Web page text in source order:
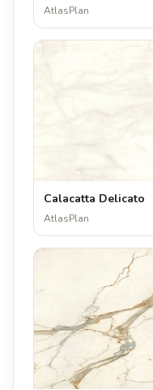
AtlasPlan
Calacatta Delicato
AtlasPlan